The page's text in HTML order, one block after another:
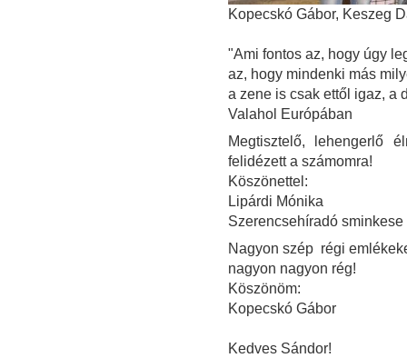
Kopecskó Gábor, Keszeg
"Ami fontos az, hogy úgy
az, hogy mindenki más
a zene is csak ettől igaz, a
Valahol Európában
Megtisztelő, lehengerlő
felidézett a számomra!
Köszönettel:
Lipárdi Mónika
Szerencsehíradó sminkese
Nagyon szép régi
nagyon nagyon rég!
Köszönöm:
Kopecskó Gábor
Kedves Sándor!